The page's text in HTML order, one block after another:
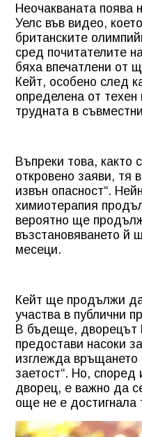
Неочакваната поява
Уелс във видео,
британските
сред почитателите
бяха впечатлени от
Кейт, особено след
определена от техен
трудната в
Въпреки това, както
откровено заяви, тя
извън опасност“.
химиотерапия
вероятно ще
възстановяването й
месеци.
Кейт ще продължи
участва в публични
В бъдеще, дворецът
предостави насоки
изглежда връщането
заетост“. Но, според
дворец, е важно да
още не е достигнала